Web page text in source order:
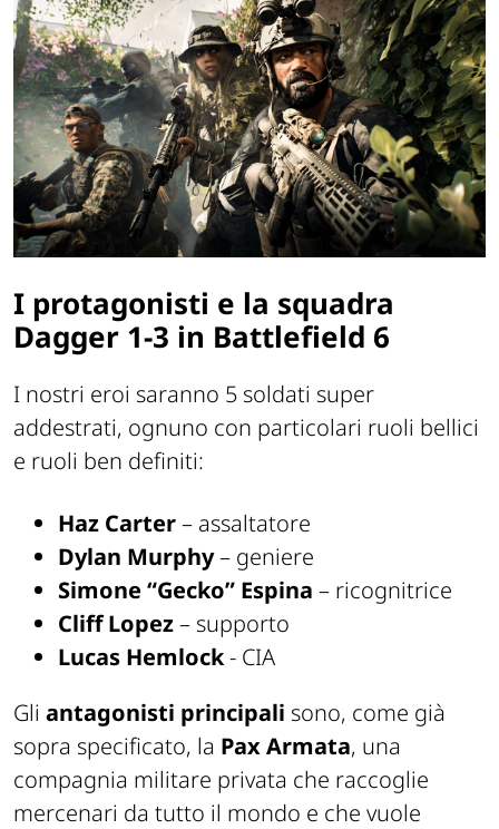
I protagonisti e la squadra
Dagger 1-3 in Battlefield 6
I nostri eroi saranno 5 soldati super
addestrati, ognuno con particolari ruoli bellici
e ruoli ben definiti:
Haz Carter– assaltatore
Dylan Murphy– geniere
Simone “Gecko” Espina – ricognitrice
Cliff Lopez– supporto
Lucas Hemlock- CIA
Gli antagonisti principali sono, come già
sopra specificato, la Pax Armata, una
compagnia militare privata che raccoglie
mercenari da tutto il mondo e che vuole